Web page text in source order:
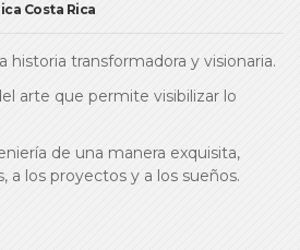
Costa Rica
historia transformadora y visionaria.
arte que permite visibilizar lo
de una manera exquisita,
a los proyectos y a los sueños.